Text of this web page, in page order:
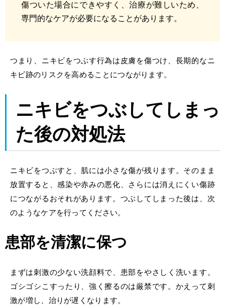
傷ついた場合にできやすく、治療が難しいため、
専門的なケアが必要になることがあります。
つまり、ニキビをつぶす行為は皮膚を傷つけ、長期的なニ
キビ跡のリスクを高めることにつながります。
ニキビをつぶしてしまっ
た後の対処法
ニキビをつぶすと、肌には小さな傷が残ります。そのまま
放置すると、感染や赤みの悪化、さらには消えにくい傷跡
につながるおそれがあります。つぶしてしまった後は、次
のようなケアを行ってください。
患部を清潔に保つ
まずは刺激の少ない洗顔料で、患部をやさしく洗います。
ゴシゴシこすったり、強く擦るのは厳禁です。かえって刺
激が増し、治りが遅くなります。